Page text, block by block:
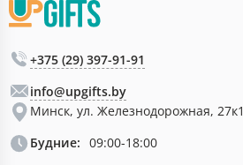
+375 (29) 397-91-91
info@upgifts.by
Минск, ул. Железнодорожная, 27к1
Будние: 09:00-18:00